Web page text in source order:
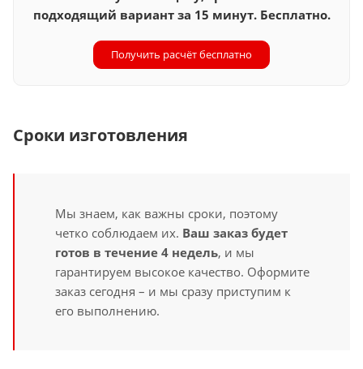
подходящий вариант за 15 минут. Бесплатно.
Получить расчёт бесплатно
Сроки изготовления
Мы знаем, как важны сроки, поэтому
четко соблюдаем их. Ваш заказ будет
готов в течение 4 недель, и мы
гарантируем высокое качество. Оформите
заказ сегодня – и мы сразу приступим к
его выполнению.